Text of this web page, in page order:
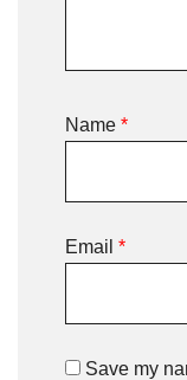
Name *
Email *
Save my